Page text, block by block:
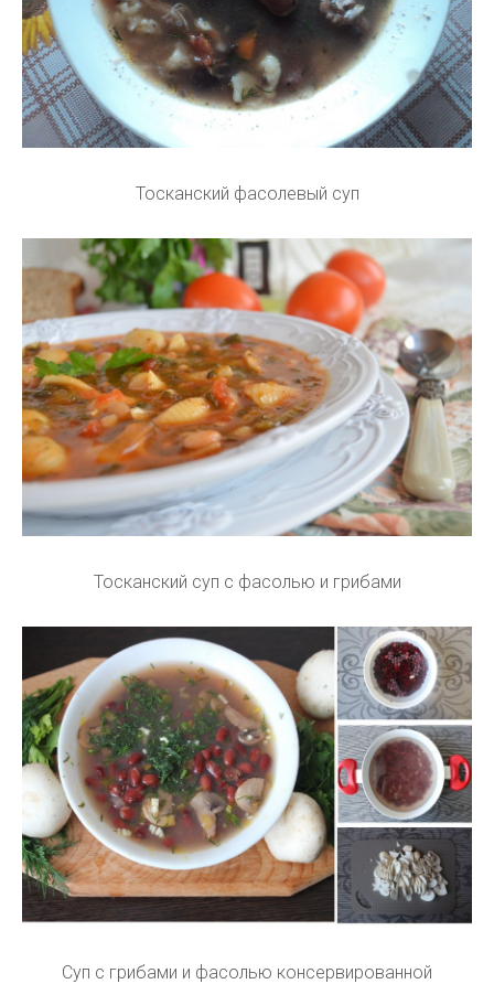
Тосканский фасолевый суп
Тосканский суп с фасолью и грибами
Суп с грибами и фасолью консервированной